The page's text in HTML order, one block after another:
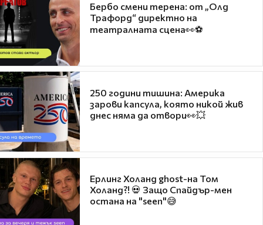
Бербо смени терена: от „Олд
Трафорд“ директно на
театралната сцена👀⚽
250 години тишина: Америка
зарови капсула, която никой жив
днес няма да отвори👀💥
Ерлинг Холанд ghost-на Том
Холанд?! 💀 Защо Спайдър-мен
остана на "seen"😅